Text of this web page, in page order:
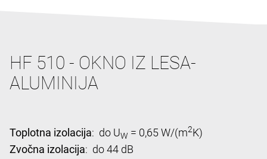
HF 510 - OKNO IZ LESA-
ALUMINIJA
Toplotna izolacija: do UW = 0,65 W/(m2K)
Zvočna izolacija: do 44 dB